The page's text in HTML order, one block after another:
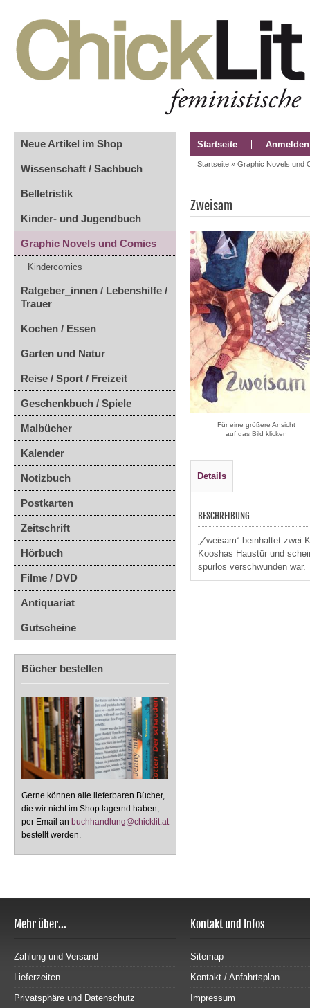
Neue Artikel im Shop
Wissenschaft / Sachbuch
Belletristik
Kinder- und Jugendbuch
Graphic Novels und Comics
Kindercomics
Ratgeber_innen / Lebenshilfe /
Trauer
Kochen / Essen
Garten und Natur
Reise / Sport / Freizeit
Geschenkbuch / Spiele
Malbücher
Kalender
Notizbuch
Postkarten
Zeitschrift
Hörbuch
Filme / DVD
Antiquariat
Gutscheine
Bücher bestellen
Gerne können alle lieferbaren Bücher,
die wir nicht im Shop lagernd haben,
per Email an buchhandlung@chicklit.at
bestellt werden.
Startseite Anmelden
Startseite » Graphic Novels und
Zweisam
Für eine größere Ansicht
auf das Bild klicken
Details
BESCHREIBUNG
„Zweisam“ beinhaltet zwei
Kooshas Haustür und
spurlos verschwunden war.
Mehr über...
Zahlung und Versand
Lieferzeiten
Privatsphäre und Datenschutz
Kontakt und Infos
Sitemap
Kontakt / Anfahrtsplan
Impressum